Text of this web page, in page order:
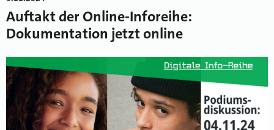
Auftakt der Online-Inforeihe:
Dokumentation jetzt online